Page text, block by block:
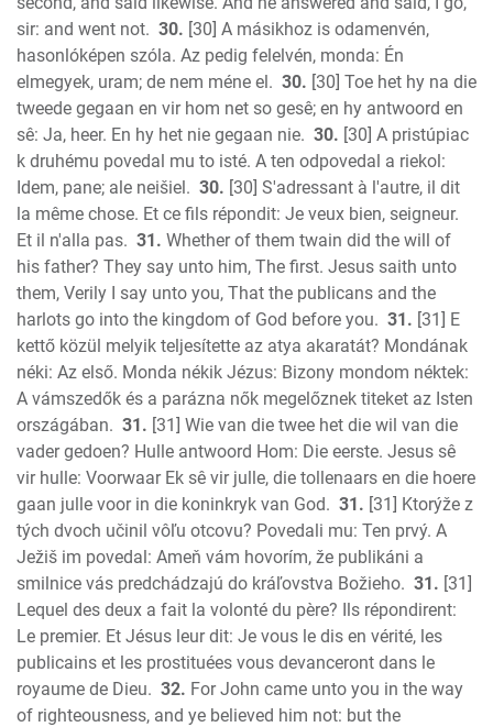
sir: and went not. 30. [30] A másikhoz is odamenvén,
hasonlóképen szóla. Az pedig felelvén, monda: Én
elmegyek, uram; de nem méne el. 30. [30] Toe het hy na die
tweede gegaan en vir hom net so gesê; en hy antwoord en
sê: Ja, heer. En hy het nie gegaan nie. 30. [30] A pristúpiac
k druhému povedal mu to isté. A ten odpovedal a riekol:
Idem, pane; ale neišiel. 30. [30] S'adressant à l'autre, il dit
la même chose. Et ce fils répondit: Je veux bien, seigneur.
Et il n'alla pas. 31. Whether of them twain did the will of
his father? They say unto him, The first. Jesus saith unto
them, Verily I say unto you, That the publicans and the
harlots go into the kingdom of God before you. 31. [31] E
kettő közül melyik teljesítette az atya akaratát? Mondának
néki: Az első. Monda nékik Jézus: Bizony mondom néktek:
A vámszedők és a parázna nők megelőznek titeket az Isten
országában. 31. [31] Wie van die twee het die wil van die
vader gedoen? Hulle antwoord Hom: Die eerste. Jesus sê
vir hulle: Voorwaar Ek sê vir julle, die tollenaars en die hoere
gaan julle voor in die koninkryk van God. 31. [31] Ktorýže z
tých dvoch učinil vôľu otcovu? Povedali mu: Ten prvý. A
Ježiš im povedal: Ameň vám hovorím, že publikáni a
smilnice vás predchádzajú do kráľovstva Božieho. 31. [31]
Lequel des deux a fait la volonté du père? Ils répondirent:
Le premier. Et Jésus leur dit: Je vous le dis en vérité, les
publicains et les prostituées vous devanceront dans le
royaume de Dieu. 32. For John came unto you in the way
of righteousness, and ye believed him not: but the